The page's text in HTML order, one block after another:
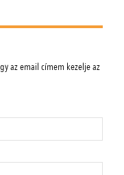
az email címem kezelje az